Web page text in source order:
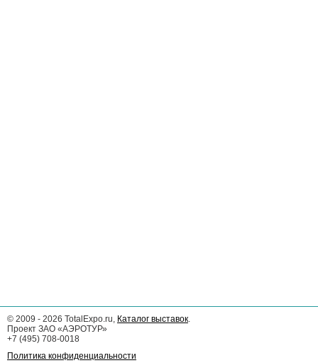
© 2009 - 2026 TotalExpo.ru, Каталог выставок.
Проект ЗАО «АЭРОТУР»
+7 (495) 708-0018
Политика конфиденциальности